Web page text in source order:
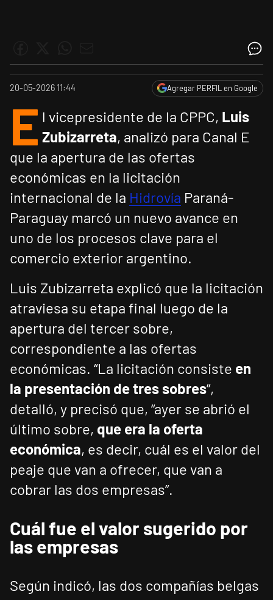
20-05-2026 11:44 Agregar PERFIL en Google
E l vicepresidente de la CPPC, Luis
Zubizarreta, analizó para Canal E
que la apertura de las ofertas
económicas en la licitación
internacional de la Hidrovía Paraná-
Paraguay marcó un nuevo avance en
uno de los procesos clave para el
comercio exterior argentino.
Luis Zubizarreta explicó que la licitación
atraviesa su etapa final luego de la
apertura del tercer sobre,
correspondiente a las ofertas
económicas. “La licitación consiste en
la presentación de tres sobres”,
detalló, y precisó que, “ayer se abrió el
último sobre, que era la oferta
económica, es decir, cuál es el valor del
peaje que van a ofrecer, que van a
cobrar las dos empresas”.
Cuál fue el valor sugerido por
las empresas
Según indicó, las dos compañías belgas